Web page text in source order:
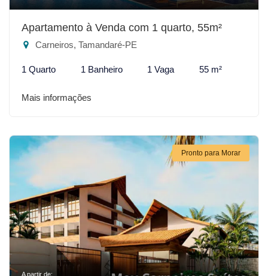
Apartamento à Venda com 1 quarto, 55m²
Carneiros, Tamandaré-PE
1 Quarto 1 Banheiro 1 Vaga 55 m²
Mais informações
Pronto para Morar
A partir de: